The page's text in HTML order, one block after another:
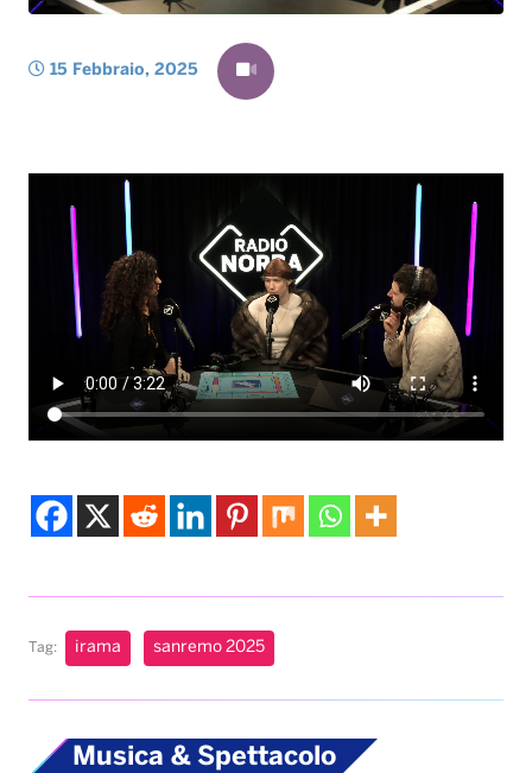
15 Febbraio, 2025
Tag: irama sanremo 2025
Musica & Spettacolo